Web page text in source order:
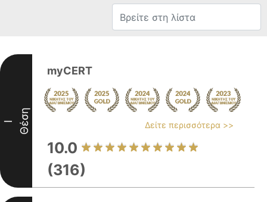
I Θέση
myCERT
Δείτε περισσότερα >>
10.0
(316)